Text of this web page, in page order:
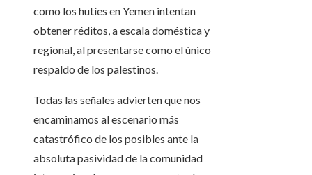
como los hutíes en Yemen intentan
obtener réditos, a escala doméstica y
regional, al presentarse como el único
respaldo de los palestinos.
Todas las señales advierten que nos
encaminamos al escenario más
catastrófico de los posibles ante la
absoluta pasividad de la comunidad